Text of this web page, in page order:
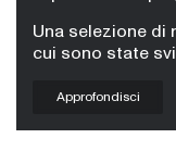
Una selezione di
cui sono state
Approfondisci